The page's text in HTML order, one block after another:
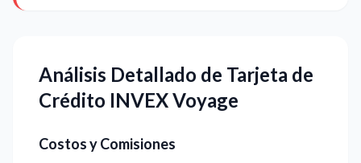
Análisis Detallado de Tarjeta de
Crédito INVEX Voyage
Costos y Comisiones